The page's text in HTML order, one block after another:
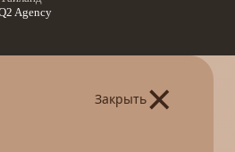
Agency
Закрыть×